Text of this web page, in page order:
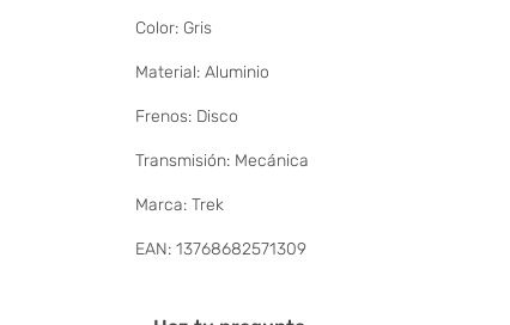
Color: Gris
Material: Aluminio
Frenos: Disco
Transmisión: Mecánica
Marca: Trek
EAN: 13768682571309